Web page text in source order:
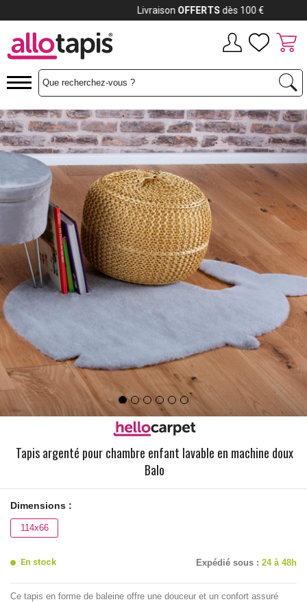
Tapis argenté pour chambre enfant lavable en machine doux
Balo
Dimensions :
114x66
En stock Expédié sous : 24 à 48h
Ce tapis en forme de baleine offre une douceur et un confort assuré
Payez jusqu'à 12x